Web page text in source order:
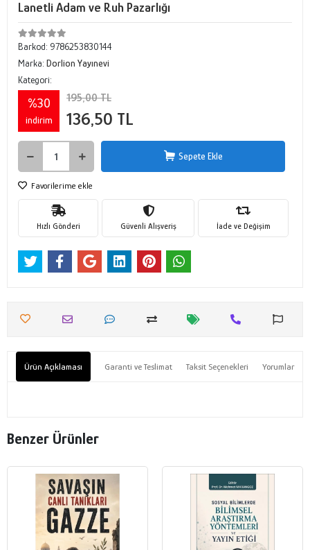
Lanetli Adam ve Ruh Pazarlığı
Barkod: 9786253830144
Marka: Dorlion Yayınevi
Kategori:
%30
indirim
195,00 TL
136,50 TL
Sepete Ekle
Favorilerime ekle
Hızlı Gönderi Güvenli Alışveriş İade ve Değişim
Ürün Açıklaması Garanti ve Teslimat Taksit Seçenekleri Yorumlar
Benzer Ürünler